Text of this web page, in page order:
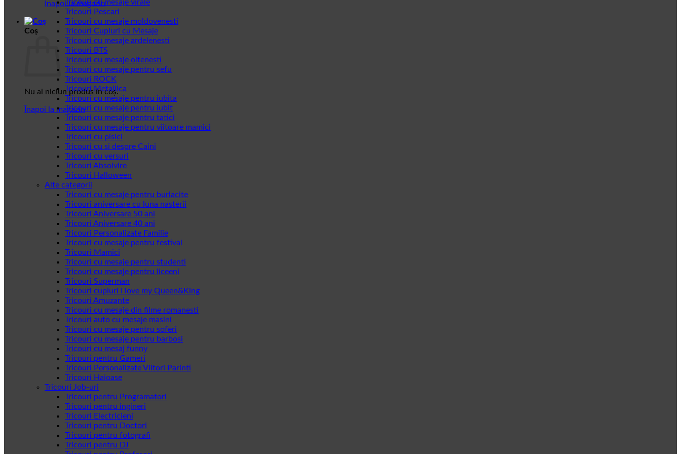
Înapoi la magazin
Coș
Nu ai niciun produs în coș.
Înapoi la magazin
Tricouri cu mesaje virale
Tricouri Pescari
Tricouri cu mesaje moldovenesti
Tricouri Cupluri cu Mesaje
Tricouri cu mesaje ardelenesti
Tricouri BTS
Tricouri cu mesaje oltenesti
Tricouri cu mesaje pentru sefu
Tricouri ROCK
Tricouri Metallica
Tricouri cu mesaje pentru iubita
Tricouri cu mesaje pentru iubit
Tricouri cu mesaje pentru tatici
Tricouri cu mesaje pentru viitoare mamici
Tricouri cu pisici
Tricouri cu si despre Caini
Tricouri cu versuri
Tricouri Absolvire
Tricouri Halloween
Alte categorii
Tricouri cu mesaje pentru burlacite
Tricouri aniversare cu luna nasterii
Tricouri Aniversare 50 ani
Tricouri Aniversare 40 ani
Tricouri Personalizate Familie
Tricouri cu mesaje pentru festival
Tricouri Mamici
Tricouri cu mesaje pentru studenti
Tricouri cu mesaje pentru liceeni
Tricouri Superman
Tricouri cupluri I love my Queen&King
Tricouri Amuzante
Tricouri cu mesaje din filme romanesti
Tricouri auto cu mesaje masini
Tricouri cu mesaje pentru soferi
Tricouri cu mesaje pentru barbosi
Tricouri cu mesaj funny
Tricouri pentru Gameri
Tricouri Personalizate Viitori Parinti
Tricouri Haioase
Tricouri Job-uri
Tricouri pentru Programatori
Tricouri pentru ingineri
Tricouri Electricieni
Tricouri pentru Doctori
Tricouri pentru fotografi
Tricouri pentru DJ